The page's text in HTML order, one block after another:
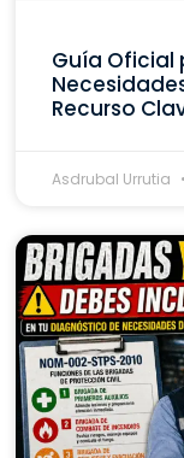
Guía Oficial
Recurso
Asdrubal Urrutia